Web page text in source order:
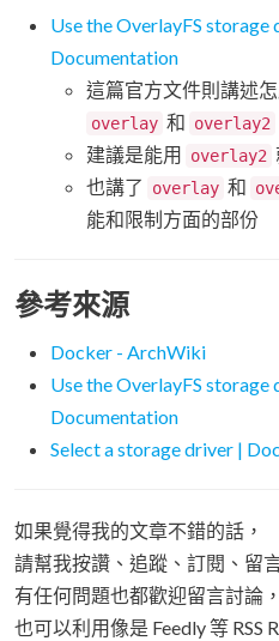
Use the OverlayFS
Documentation
這篇官方文件則講述
overlay 和 overlay2
建議是能用 overlay2
也講了 overlay 和
能和限制方面的部份
參考來源
Docker - ArchWiki
Use the OverlayFS
Documentation
Select a storage driver |
如果覺得我的文章不錯的話，
請幫我按讚、追蹤、訂閱、留
有任何問題也都歡迎留言討論，
也可以利用像是 Feedly 等 RSS